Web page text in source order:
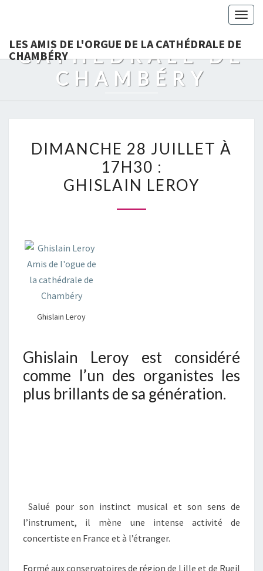
LES AMIS DE L'ORGUE DE LA CATHÉDRALE DE
CHAMBÉRY
L'ORGUE DE LA
CATHÉDRALE DE
CHAMBÉRY
28
JUILLET
À
DIMANCHE 28 JUILLET À
17H30 :
GHISLAIN LEROY
Ghislain Leroy
Ghislain Leroy est considéré
comme l’un des organistes les
plus brillants de sa génération.
Salué pour son instinct musical et son sens de
l’instrument, il mène une intense activité de
concertiste en France et à l’étranger.
Formé aux conservatoires de région de Lille et de Rueil